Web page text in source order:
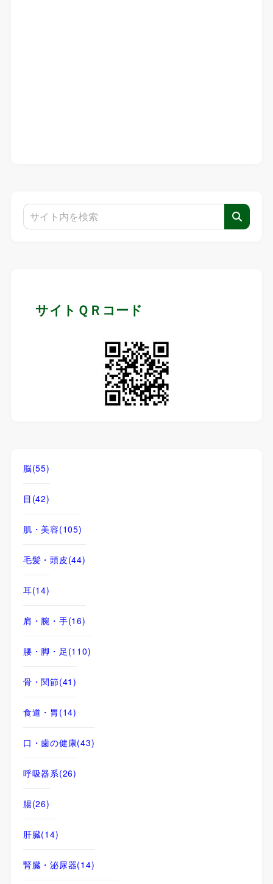
サイトＱＲコード
脳(55)
目 (42)
肌・美容(105)
毛髪・頭皮(44)
耳(14)
肩・腕・手(16)
腰・脚・足 (110)
骨・関節(41)
食道・胃 (14)
口・歯の健康(43)
呼吸器系(26)
腸(26)
肝臓(14)
腎臓・泌尿器(14)